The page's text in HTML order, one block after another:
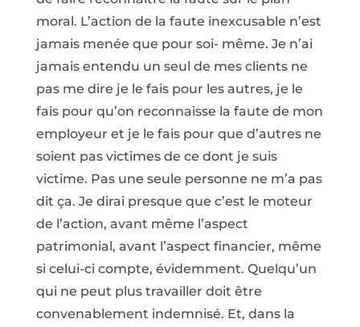
moral. L’action de la faute inexcusable n’est
jamais menée que pour soi- même. Je n’ai
jamais entendu un seul de mes clients ne
pas me dire je le fais pour les autres, je le
fais pour qu’on reconnaisse la faute de mon
employeur et je le fais pour que d’autres ne
soient pas victimes de ce dont je suis
victime. Pas une seule personne ne m’a pas
dit ça. Je dirai presque que c’est le moteur
de l’action, avant même l’aspect
patrimonial, avant l’aspect financier, même
si celui-ci compte, évidemment. Quelqu’un
qui ne peut plus travailler doit être
convenablement indemnisé. Et, dans la